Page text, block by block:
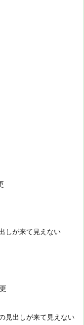
しが来て見えない
見出しが来て見えない